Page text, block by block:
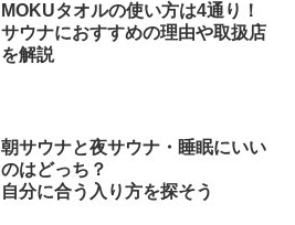
MOKUタオルの使い方は4通り！
サウナにおすすめの理由や取扱店
を解説
朝サウナと夜サウナ・睡眠にいい
のはどっち？
自分に合う入り方を探そう